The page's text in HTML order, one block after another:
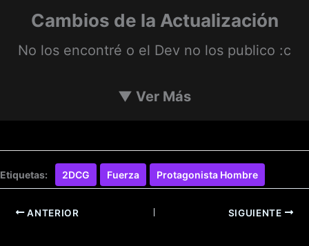
Cambios de la Actualización
No los encontré o el Dev no los publico :c
▼ Ver Más
Etiquetas: 2DCG Fuerza Protagonista Hombre
ANTERIOR SIGUIENTE